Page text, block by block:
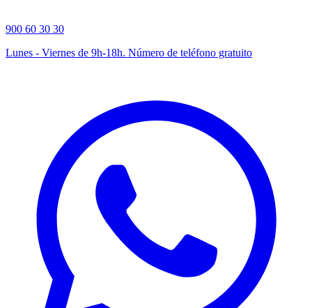
900 60 30 30
Lunes - Viernes de 9h-18h. Número de teléfono gratuito